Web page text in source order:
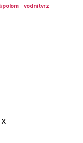
polom vodní tvrz